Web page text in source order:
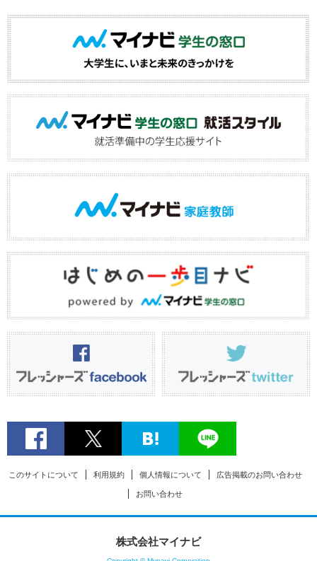
このサイトについて 利用規約 個人情報について 広告掲載のお問い合わせ
お問い合わせ
株式会社マイナビ